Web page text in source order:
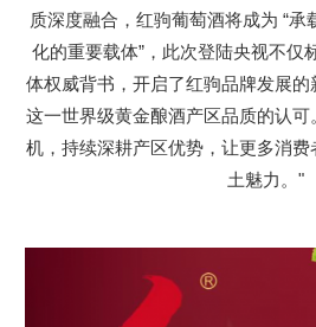
质深度融合，红驹葡萄酒将成为 “
化的重要载体”，此次登陆央视不仅
体权威背书，开启了红驹品牌发展
这一世界级黄金酿酒产区品质的认
机，持续深耕产区优势，让更多消
土魅力。"